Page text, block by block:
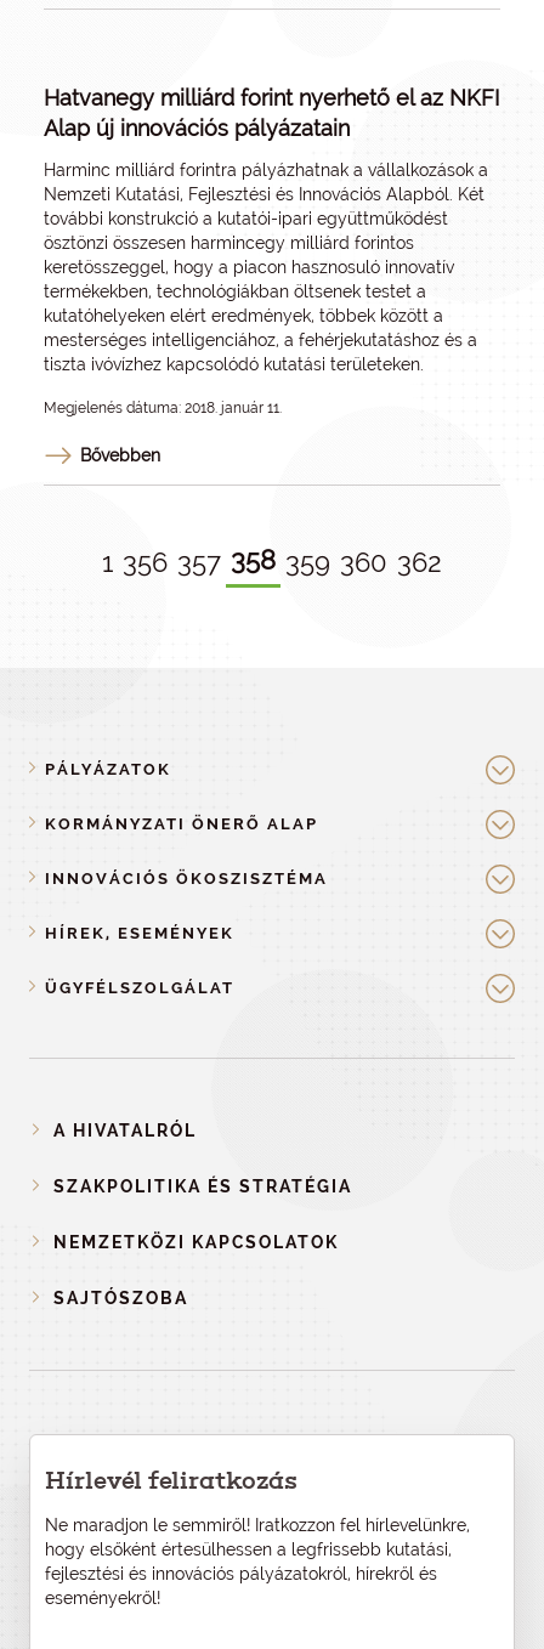
Hatvanegy milliárd forint nyerhető el az NKFI
Alap új innovációs pályázatain
Harminc milliárd forintra pályázhatnak a vállalkozások a
Nemzeti Kutatási, Fejlesztési és Innovációs Alapból. Két
további konstrukció a kutatói-ipari együttműködést
ösztönzi összesen harmincegy milliárd forintos
keretösszeggel, hogy a piacon hasznosuló innovatív
termékekben, technológiákban öltsenek testet a
kutatóhelyeken elért eredmények, többek között a
mesterséges intelligenciához, a fehérjekutatáshoz és a
tiszta ivóvízhez kapcsolódó kutatási területeken.
Megjelenés dátuma: 2018. január 11.
Bővebben
1 356 357 358 359 360 362
PÁLYÁZATOK
KORMÁNYZATI ÖNERŐ ALAP
INNOVÁCIÓS ÖKOSZISZTÉMA
HÍREK, ESEMÉNYEK
ÜGYFÉLSZOLGÁLAT
A HIVATALRÓL
SZAKPOLITIKA ÉS STRATÉGIA
NEMZETKÖZI KAPCSOLATOK
SAJTÓSZOBA
Hírlevél feliratkozás
Ne maradjon le semmiről! Iratkozzon fel hírlevelünkre,
hogy elsőként értesülhessen a legfrissebb kutatási,
fejlesztési és innovációs pályázatokról, hírekről és
eseményekről!